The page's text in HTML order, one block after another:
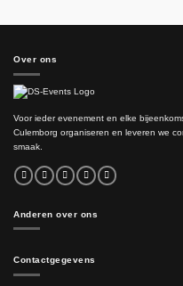
Over ons
Voor ieder evenement en elke
Culemborg organiseren en leveren we
smaak.
Anderen over ons
Contactgegevens